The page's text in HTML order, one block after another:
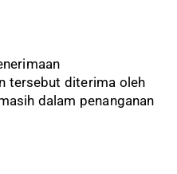
tersebut diterima oleh
dalam penanganan